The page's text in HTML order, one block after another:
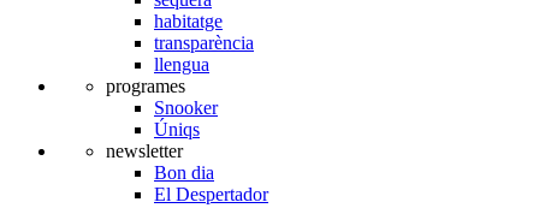
habitatge
transparència
llengua
programes
Snooker
Úniqs
newsletter
Bon dia
El Despertador